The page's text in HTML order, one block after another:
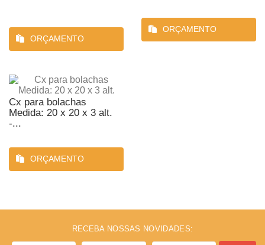
ORÇAMENTO
ORÇAMENTO
Cx para bolachas
Medida: 20 x 20 x 3 alt.
-...
ORÇAMENTO
RECEBA NOSSAS NOVIDADES: